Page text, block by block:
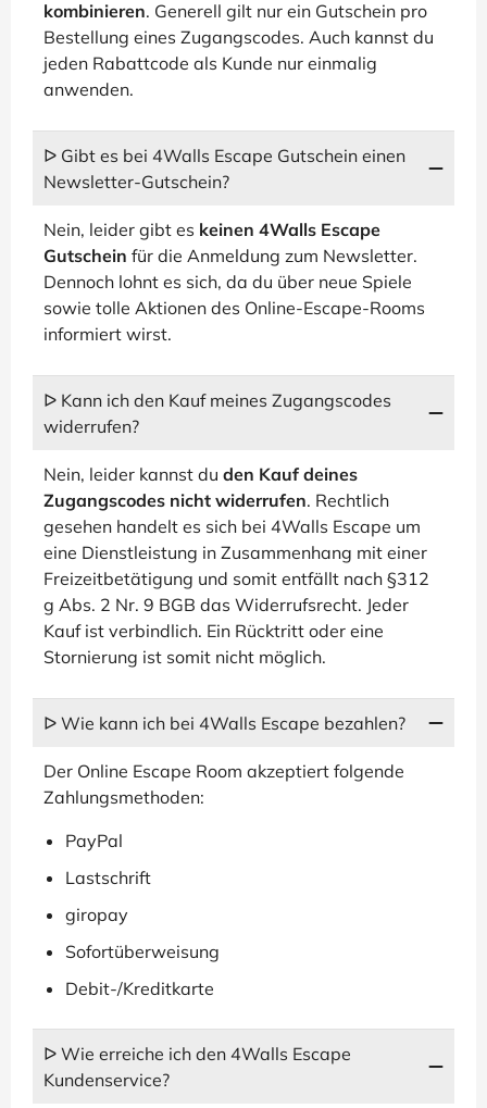
kombinieren. Generell gilt nur ein Gutschein pro
Bestellung eines Zugangscodes. Auch kannst du
jeden Rabattcode als Kunde nur einmalig
anwenden.
ᐅ Gibt es bei 4Walls Escape Gutschein einen
Newsletter-Gutschein?
Nein, leider gibt es keinen 4Walls Escape
Gutschein für die Anmeldung zum Newsletter.
Dennoch lohnt es sich, da du über neue Spiele
sowie tolle Aktionen des Online-Escape-Rooms
informiert wirst.
ᐅ Kann ich den Kauf meines Zugangscodes
widerrufen?
Nein, leider kannst du den Kauf deines
Zugangscodes nicht widerrufen. Rechtlich
gesehen handelt es sich bei 4Walls Escape um
eine Dienstleistung in Zusammenhang mit einer
Freizeitbetätigung und somit entfällt nach §312
g Abs. 2 Nr. 9 BGB das Widerrufsrecht. Jeder
Kauf ist verbindlich. Ein Rücktritt oder eine
Stornierung ist somit nicht möglich.
ᐅ Wie kann ich bei 4Walls Escape bezahlen?
Der Online Escape Room akzeptiert folgende
Zahlungsmethoden:
PayPal
Lastschrift
giropay
Sofortüberweisung
Debit-/Kreditkarte
ᐅ Wie erreiche ich den 4Walls Escape
Kundenservice?